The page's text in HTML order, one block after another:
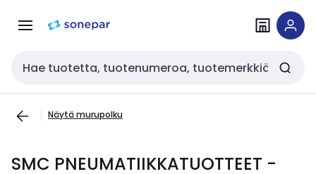
navigointiinsisältöön
Haku
Näytä murupolku
SMC PNEUMATIIKKATUOTTEET -